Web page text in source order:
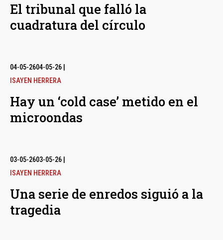
El tribunal que falló la
cuadratura del círculo
04-05-2604-05-26
ISAYEN HERRERA
Hay un ‘cold case’ metido en el
microondas
03-05-2603-05-26
ISAYEN HERRERA
Una serie de enredos siguió a la
tragedia